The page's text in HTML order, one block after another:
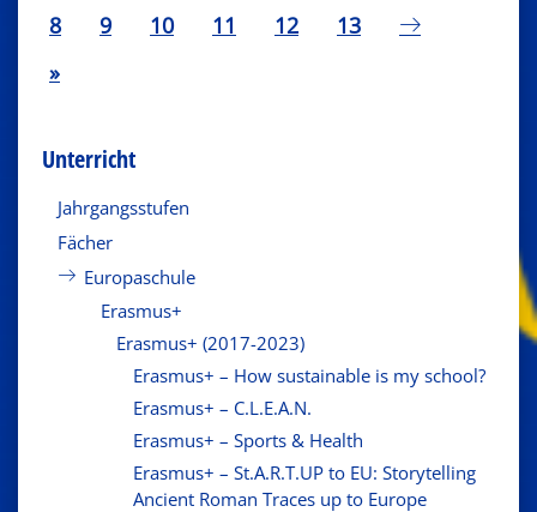
8
9 10 11 12
13
»
Unterricht
Jahrgangsstufen
Fächer
Europaschule
Erasmus+
Erasmus+ (2017-2023)
Erasmus+ – How sustainable is my school?
Erasmus+ – C.L.E.A.N.
Erasmus+ – Sports & Health
Erasmus+ – St.A.R.T.UP to EU: Storytelling
Ancient Roman Traces up to Europe